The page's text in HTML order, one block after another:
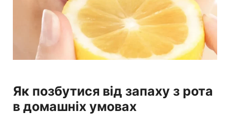
Як позбутися від запаху з рота
в домашніх умовах